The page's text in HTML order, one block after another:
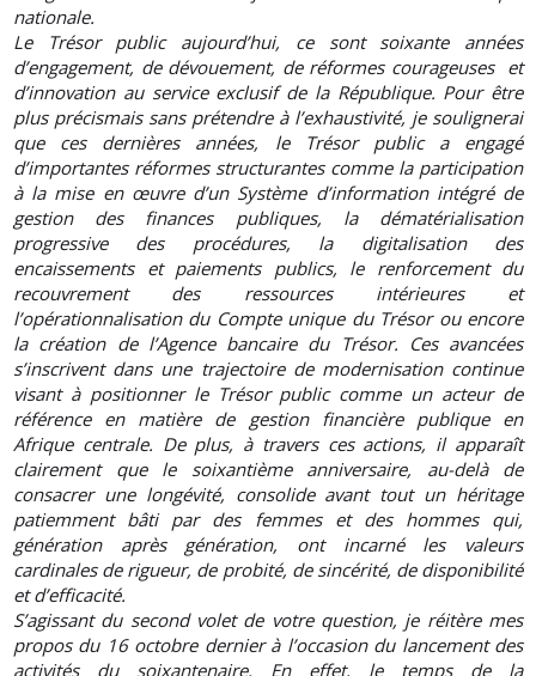
nationale.
Le Trésor public aujourd’hui, ce sont soixante années
d’engagement, de dévouement, de réformes courageuses et
d’innovation au service exclusif de la République. Pour être
plus précismais sans prétendre à l’exhaustivité, je soulignerai
que ces dernières années, le Trésor public a engagé
d’importantes réformes structurantes comme la participation
à la mise en œuvre d’un Système d’information intégré de
gestion des finances publiques, la dématérialisation
progressive des procédures, la digitalisation des
encaissements et paiements publics, le renforcement du
recouvrement des ressources intérieures et
l’opérationnalisation du Compte unique du Trésor ou encore
la création de l’Agence bancaire du Trésor. Ces avancées
s’inscrivent dans une trajectoire de modernisation continue
visant à positionner le Trésor public comme un acteur de
référence en matière de gestion financière publique en
Afrique centrale. De plus, à travers ces actions, il apparaît
clairement que le soixantième anniversaire, au-delà de
consacrer une longévité, consolide avant tout un héritage
patiemment bâti par des femmes et des hommes qui,
génération après génération, ont incarné les valeurs
cardinales de rigueur, de probité, de sincérité, de disponibilité
et d’efficacité.
S’agissant du second volet de votre question, je réitère mes
propos du 16 octobre dernier à l’occasion du lancement des
activités du soixantenaire. En effet, le temps de la